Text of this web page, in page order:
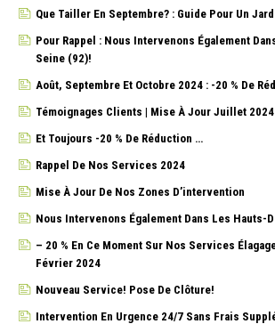
Que Tailler En Septembre? : Guide Pour Un
Pour Rappel : Nous Intervenons Également
Seine (92)!
Août, Septembre Et Octobre 2024 : -20 % De
Témoignages Clients | Mise À Jour Juillet 2024
Et Toujours -20 % De Réduction …
Rappel De Nos Services 2024
Mise À Jour De Nos Zones D’intervention
Nous Intervenons Également Dans Les Hauts-
– 20 % En Ce Moment Sur Nos Services
Février 2024
Nouveau Service! Pose De Clôture!
Intervention En Urgence 24/7 Sans Frais